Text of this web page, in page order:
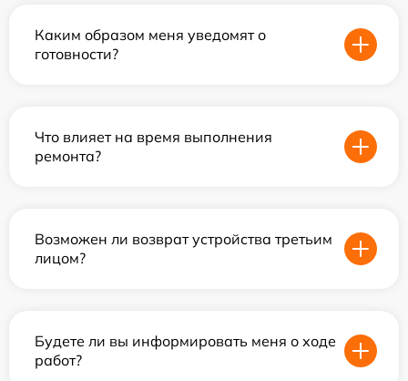
Каким образом меня уведомят о
готовности?
Что влияет на время выполнения
ремонта?
Возможен ли возврат устройства третьим
лицом?
Будете ли вы информировать меня о ходе
работ?